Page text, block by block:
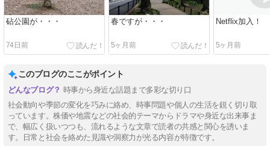
砧公園が・・・
74日前
春ですが・・・
5ヶ月前
Netflix加入！
5ヶ月前
このブログのここがポイント
時事から身近な話題まで多彩な切り口
社会動向や季節の変化を巧みに絡め、時事問題や個人の生活を鋭く切り取
っています。株価や地震などの社会的テーマからドラマや身近な出来事ま
で、幅広く扱いつつも、流れるような文章で読者の共感と関心を誘いま
す。日常と社会を絡めた見識や洞察力が光る内容が特徴です。